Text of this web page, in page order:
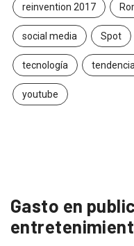
reinvention 2017
social media Spot
tecnología
youtube
Gasto en